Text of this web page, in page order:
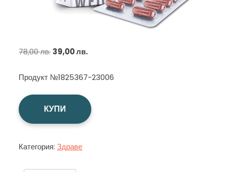
78,00лв. Original
was:
78,00 лв..
39,00лв.Текущата
е:
Продукт №1825367-23006
КУПИ
Категория:Здраве